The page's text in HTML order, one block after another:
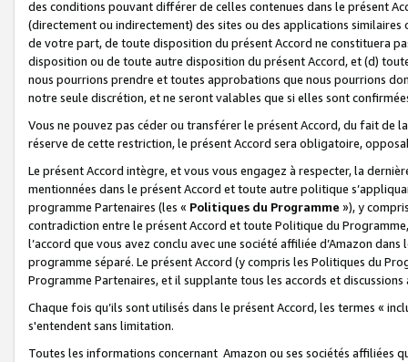
des conditions pouvant différer de celles contenues dans le présent
(directement ou indirectement) des sites ou des applications
de votre part, de toute disposition du présent Accord ne constituera
disposition ou de toute autre disposition du présent Accord, et (d)
nous pourrions prendre et toutes approbations que nous pourrions
notre seule discrétion, et ne seront valables que si elles sont
Vous ne pouvez pas céder ou transférer le présent Accord, du fait de
réserve de cette restriction, le présent Accord sera obligatoire,
Le présent Accord intègre, et vous vous engagez à respecter, la
mentionnées dans le présent Accord et toute autre politique
programme Partenaires (les « Politiques du Programme »), y
contradiction entre le présent Accord et toute Politique du
l’accord que vous avez conclu avec une société affiliée d’Amazon
programme séparé. Le présent Accord (y compris les Politiques du
Programme Partenaires, et il supplante tous les accords et discussions
Chaque fois qu’ils sont utilisés dans le présent Accord, les termes «
s'entendent sans limitation.
Toutes les informations concernant Amazon ou ses sociétés affiliées